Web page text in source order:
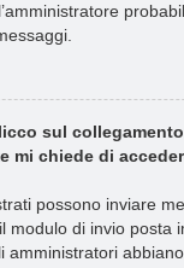
sul
mi chiede di
possono inviare
modulo di invio posta
amministratori